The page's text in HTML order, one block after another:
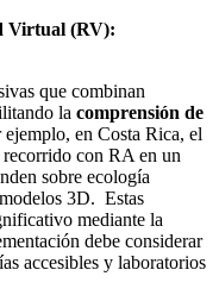
Virtual (RV):
que combinan
la comprensión de
ejemplo, en Costa Rica, el
con RA en un
sobre ecología
3D. Estas
mediante la
debe considerar
accesibles y laboratorios